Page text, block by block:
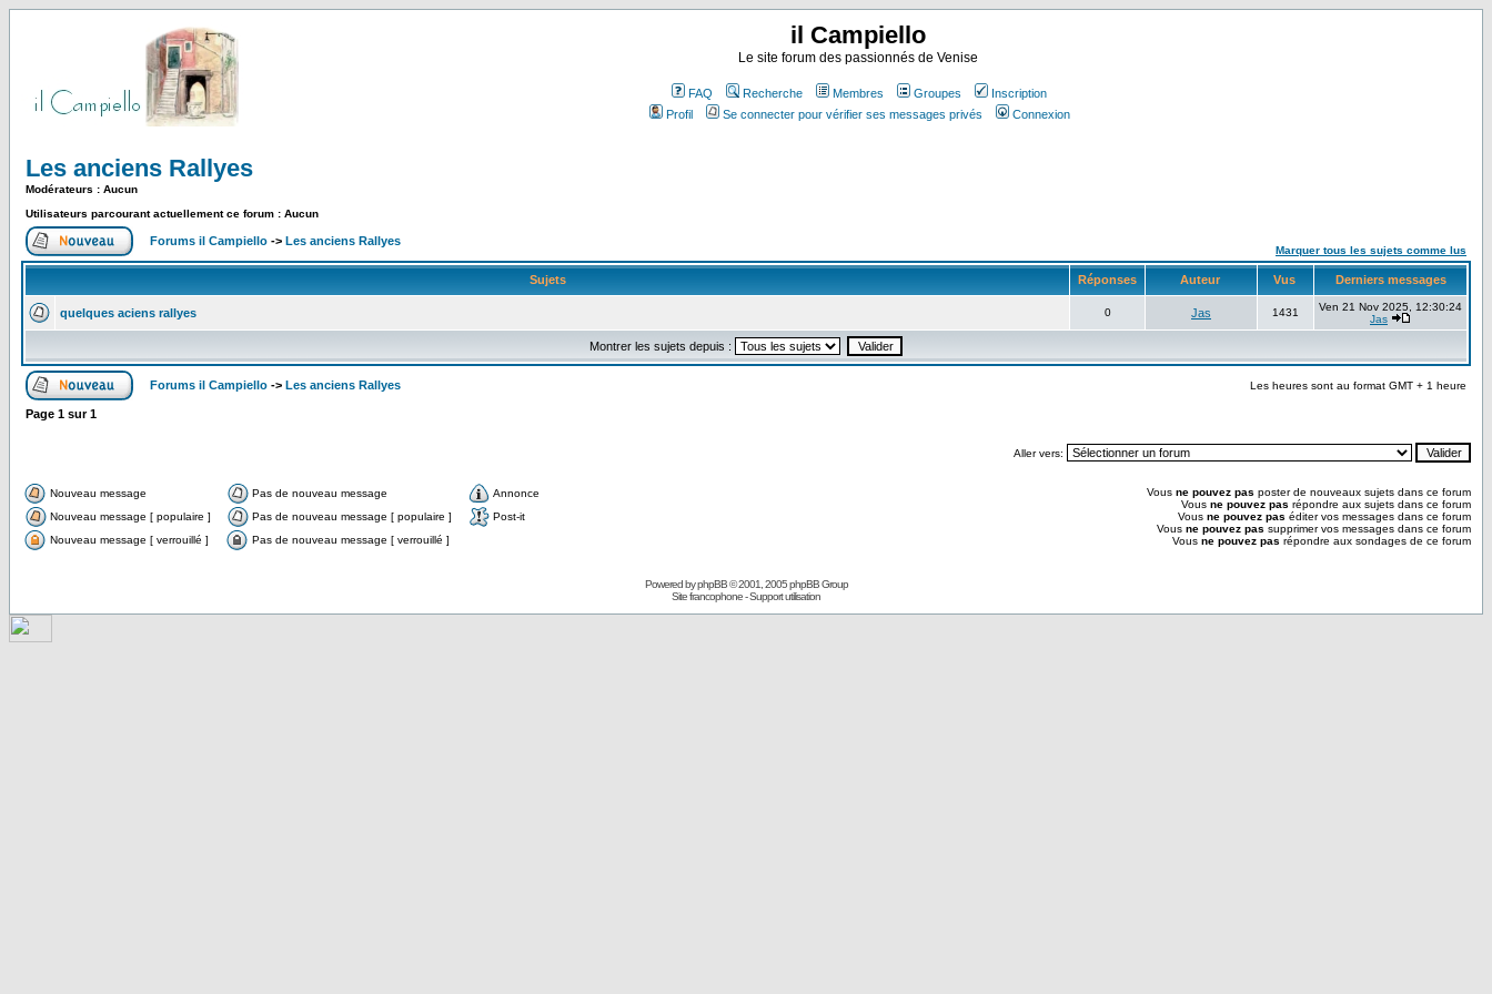
il Campiello
Le site forum des passionnés de Venise
FAQ Recherche Membres Groupes
Inscription
Profil
Se connecter pour vérifier ses messages privés Connexion
Les anciens Rallyes
Modérateurs : Aucun
Utilisateurs parcourant actuellement ce forum : Aucun
Forums il Campiello -> Les anciens Rallyes
Marquer tous les sujets comme lus
Sujets Réponses Auteur Vus Derniers messages
quelques aciens rallyes 0 Jas 1431
Ven 21 Nov 2025, 12:30:24
Jas
Montrer les sujets depuis :
Forums il Campiello -> Les anciens Rallyes Les heures sont au format GMT + 1 heure
Page 1 sur1
Aller vers:
Nouveau message Pas de nouveau message
Annonce
Nouveau message [ populaire ]
Pas de nouveau message [ populaire ]
Post-it
Nouveau message [ verrouillé ]
Pas de nouveau message [ verrouillé ]
Vous ne pouvez pas poster de nouveaux sujets dans ce forum
Vous ne pouvez pas répondre aux sujets dans ce forum
Vous ne pouvez pas éditer vos messages dans ce forum
Vous ne pouvez pas supprimer vos messages dans ce forum
Vous ne pouvez pas répondre aux sondages de ce forum
Powered byphpBB© 2001, 2005 phpBB Group
Site francophone-Support utilisation